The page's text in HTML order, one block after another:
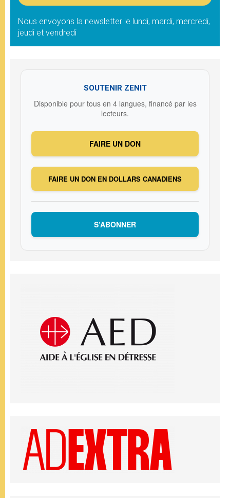
Nous envoyons la newsletter le lundi, mardi, mercredi,
jeudi et vendredi
SOUTENIR ZENIT
Disponible pour tous en 4 langues, financé par les
lecteurs.
FAIRE UN DON
FAIRE UN DON EN DOLLARS CANADIENS
S’ABONNER